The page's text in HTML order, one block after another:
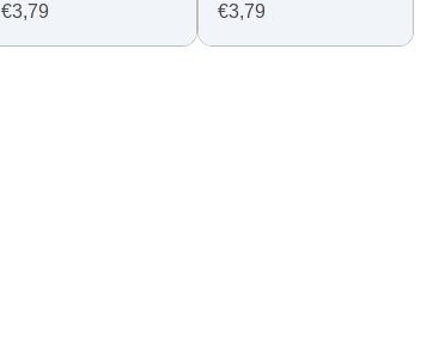
€3,79 €3,79